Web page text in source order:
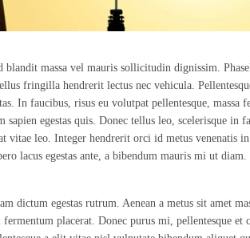
massa vel mauris sollicitudin dignissim.
fringilla hendrerit lectus nec vehicula.
In faucibus, risus eu volutpat pellentesque, massa
egestas quis. Donec tellus leo, scelerisque in
vitae leo. Integer hendrerit orci id metus venenatis
lacus egestas ante, a bibendum mauris mi ut
egestas rutrum. Aenean a metus sit amet
placerat. Donec purus mi, pellentesque et